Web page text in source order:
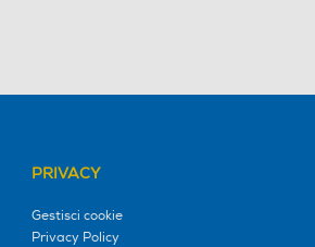
PRIVACY
Gestisci cookie
Privacy Policy